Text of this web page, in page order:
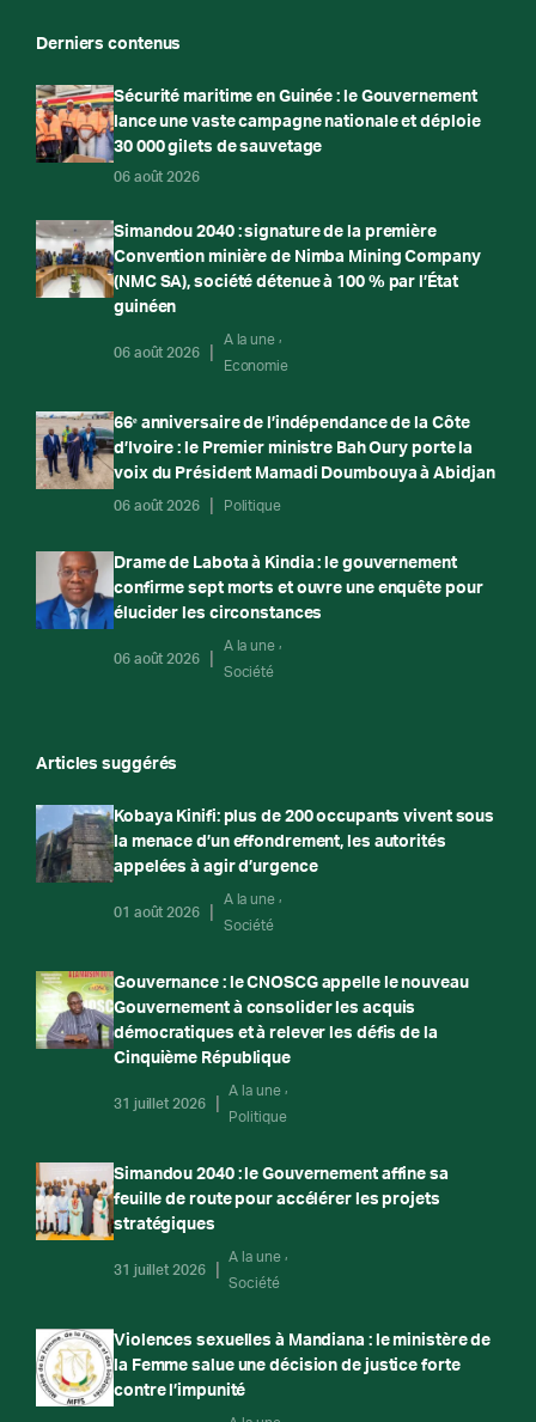
Derniers contenus
Sécurité maritime en Guinée : le Gouvernement
lance une vaste campagne nationale et déploie
30 000 gilets de sauvetage
06 août 2026
Simandou 2040 : signature de la première
Convention minière de Nimba Mining Company
(NMC SA), société détenue à 100 % par l’État
guinéen
06 août 2026
A la une
Economie
66ᵉ anniversaire de l’indépendance de la Côte
d’Ivoire : le Premier ministre Bah Oury porte la
voix du Président Mamadi Doumbouya à Abidjan
06 août 2026 Politique
Drame de Labota à Kindia : le gouvernement
confirme sept morts et ouvre une enquête pour
élucider les circonstances
06 août 2026
A la une
Société
Articles suggérés
Kobaya Kinifi: plus de 200 occupants vivent sous
la menace d’un effondrement, les autorités
appelées à agir d’urgence
01 août 2026
A la une
Société
Gouvernance : le CNOSCG appelle le nouveau
Gouvernement à consolider les acquis
démocratiques et à relever les défis de la
Cinquième République
31 juillet 2026
A la une
Politique
Simandou 2040 : le Gouvernement affine sa
feuille de route pour accélérer les projets
stratégiques
31 juillet 2026
A la une
Société
Violences sexuelles à Mandiana : le ministère de
la Femme salue une décision de justice forte
contre l’impunité